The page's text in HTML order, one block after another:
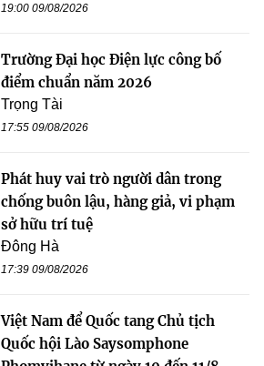
19:00 09/08/2026
Trường Đại học Điện lực công bố
điểm chuẩn năm 2026
Trọng Tài
17:55 09/08/2026
Phát huy vai trò người dân trong
chống buôn lậu, hàng giả, vi phạm
sở hữu trí tuệ
Đông Hà
17:39 09/08/2026
Việt Nam để Quốc tang Chủ tịch
Quốc hội Lào Saysomphone